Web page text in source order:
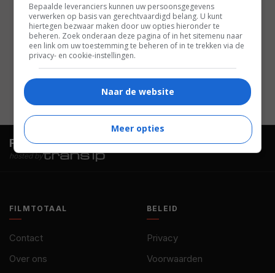
FilmTotaal.Hét online filmoverzicht.
hosted by
FILMTOTAAL
Contact
Over ons
BELEID
Privacy
Voorwaarden
Bepaalde leveranciers kunnen uw persoonsgegevens
verwerken op basis van gerechtvaardigd belang. U kunt
hiertegen bezwaar maken door uw opties hieronder te
beheren. Zoek onderaan deze pagina of in het sitemenu naar
een link om uw toestemming te beheren of in te trekken via de
privacy- en cookie-instellingen.
Naar de website
Meer opties